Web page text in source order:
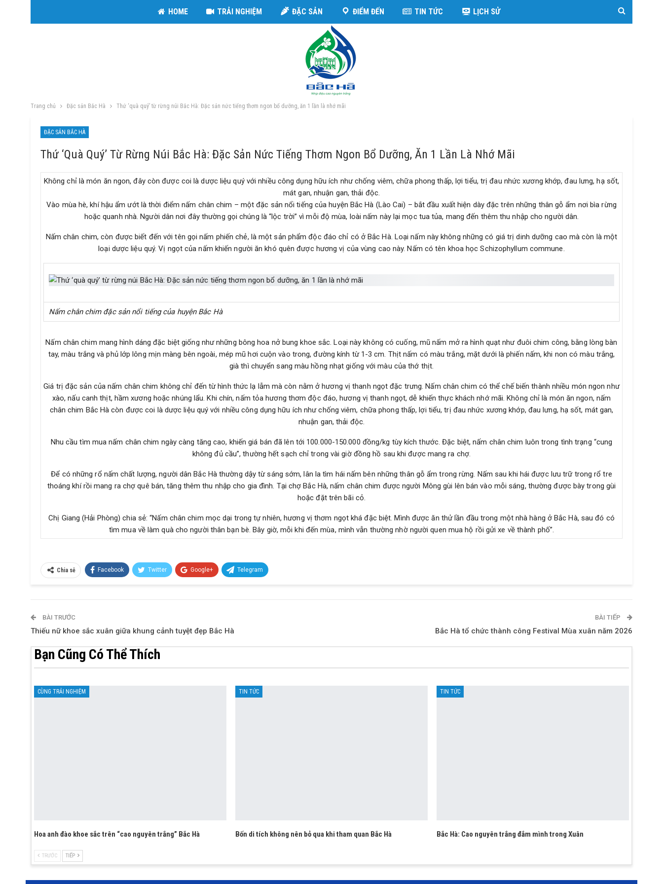
HOME TRẢI NGHIỆM ĐẶC SẢN ĐIỂM ĐẾN TIN TỨC LỊCH SỬ
Trang chủ Đặc sản Bắc Hà Thứ ‘quà quý’ từ rừng núi Bắc Hà: Đặc sản nức tiếng thơm ngon bổ dưỡng, ăn 1 lần là nhớ mãi
ĐẶC SẢN BẮC HÀ
Thứ ‘quà Quý’ Từ Rừng Núi Bắc Hà: Đặc Sản Nức Tiếng Thơm Ngon Bổ Dưỡng, Ăn 1 Lần Là Nhớ Mãi
Không chỉ là món ăn ngon, đây còn được coi là dược liệu quý với nhiều công dụng hữu ích như chống viêm, chữa phong thấp, lợi tiểu, trị đau nhức xương khớp, đau lưng, hạ sốt,
mát gan, nhuận gan, thải độc.
Vào mùa hè, khí hậu ẩm ướt là thời điểm nấm chân chim – một đặc sản nổi tiếng của huyện Bắc Hà (Lào Cai) – bắt đầu xuất hiện dày đặc trên những thân gỗ ẩm nơi bìa rừng
hoặc quanh nhà. Người dân nơi đây thường gọi chúng là “lộc trời” vì mỗi độ mùa, loài nấm này lại mọc tua tủa, mang đến thêm thu nhập cho người dân.
Nấm chân chim, còn được biết đến với tên gọi nấm phiến chẻ, là một sản phẩm độc đáo chỉ có ở Bắc Hà. Loại nấm này không những có giá trị dinh dưỡng cao mà còn là một
loại dược liệu quý. Vị ngọt của nấm khiến người ăn khó quên được hương vị của vùng cao này. Nấm có tên khoa học Schizophyllum commune.
Nấm chân chim đặc sản nổi tiếng của huyện Bắc Hà
Nấm chân chim mang hình dáng đặc biệt giống như những bông hoa nở bung khoe sắc. Loại này không có cuống, mũ nấm mở ra hình quạt như đuôi chim công, bằng lòng bàn
tay, màu trắng và phủ lớp lông mịn màng bên ngoài, mép mũ hơi cuộn vào trong, đường kính từ 1-3 cm. Thịt nấm có màu trắng, mặt dưới là phiến nấm, khi non có màu trắng,
già thì chuyển sang màu hồng nhạt giống với màu của thớ thịt.
Giá trị đặc sản của nấm chân chim không chỉ đến từ hình thức lạ lẫm mà còn nằm ở hương vị thanh ngọt đặc trưng. Nấm chân chim có thể chế biến thành nhiều món ngon như
xào, nấu canh thịt, hầm xương hoặc nhúng lẩu. Khi chín, nấm tỏa hương thơm độc đáo, hương vị thanh ngọt, dễ khiến thực khách nhớ mãi. Không chỉ là món ăn ngon, nấm
chân chim Bắc Hà còn được coi là dược liệu quý với nhiều công dụng hữu ích như chống viêm, chữa phong thấp, lợi tiểu, trị đau nhức xương khớp, đau lưng, hạ sốt, mát gan,
nhuận gan, thải độc.
Nhu cầu tìm mua nấm chân chim ngày càng tăng cao, khiến giá bán đã lên tới 100.000-150.000 đồng/kg tùy kích thước. Đặc biệt, nấm chân chim luôn trong tình trạng “cung
không đủ cầu”, thường hết sạch chỉ trong vài giờ đồng hồ sau khi được mang ra chợ.
Để có những rổ nấm chất lượng, người dân Bắc Hà thường dậy từ sáng sớm, lân la tìm hái nấm bên những thân gỗ ẩm trong rừng. Nấm sau khi hái được lưu trữ trong rổ tre
thoáng khí rồi mang ra chợ quê bán, tăng thêm thu nhập cho gia đình. Tại chợ Bắc Hà, nấm chân chim được người Mông gùi lên bán vào mỗi sáng, thường được bày trong gùi
hoặc đặt trên bãi cỏ.
Chị Giang (Hải Phòng) chia sẻ: “Nấm chân chim mọc dại trong tự nhiên, hương vị thơm ngọt khá đặc biệt. Mình được ăn thử lần đầu trong một nhà hàng ở Bắc Hà, sau đó có
tìm mua về làm quà cho người thân bạn bè. Bây giờ, mỗi khi đến mùa, mình vẫn thường nhờ người quen mua hộ rồi gửi xe về thành phố”.
Chia sẻ Facebook Twitter Google+ Telegram
BÀI TRƯỚC
Thiếu nữ khoe sắc xuân giữa khung cảnh tuyệt đẹp Bắc Hà
BÀI TIẾP
Bắc Hà tổ chức thành công Festival Mùa xuân năm 2026
Bạn Cũng Có Thể Thích
CÙNG TRẢI NGHIỆM
Hoa anh đào khoe sắc trên “cao nguyên trắng” Bắc Hà
TIN TỨC
Bốn di tích không nên bỏ qua khi tham quan Bắc Hà
TIN TỨC
Bắc Hà: Cao nguyên trắng đắm mình trong Xuân
TRƯỚC TIẾP